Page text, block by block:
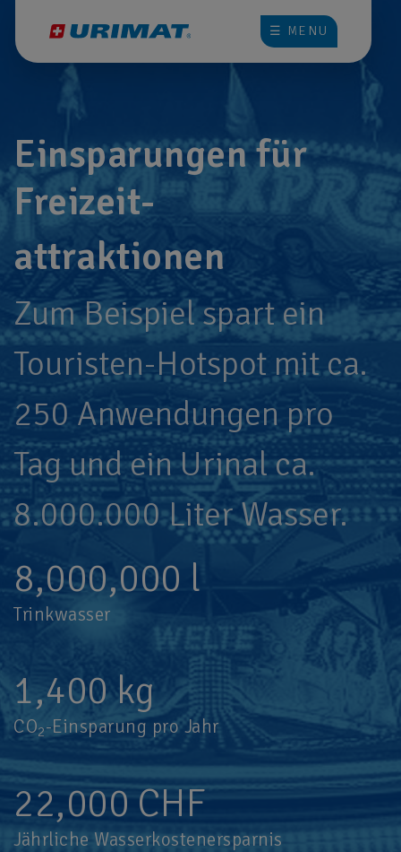
☰ MENU
Einsparungen für
Freizeit-
attraktionen
Zum Beispiel spart ein
Touristen-Hotspot mit ca.
250 Anwendungen pro
Tag und ein Urinal ca.
8.000.000 Liter Wasser.
8,000,000 l
Trinkwasser
1,400kg
CO2-Einsparung pro Jahr
22,000CHF
Jährliche Wasserkostenersparnis